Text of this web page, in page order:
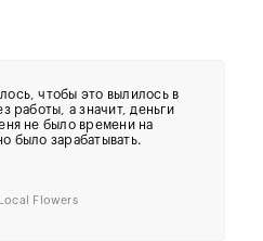
чтобы это вылилось в
работы, а значит, деньги
не было времени на
было зарабатывать.
Flowers